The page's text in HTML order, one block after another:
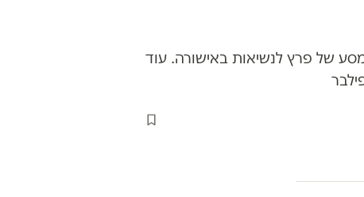
האחרונות, מתברר כי כבר באוגוסט הוצע לכאן 11 סרט על המסע של פרץ לנשיאות באישורה. עוד